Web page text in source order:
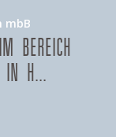
mbB
BEREICH
IN H...